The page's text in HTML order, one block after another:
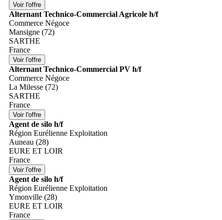
Alternant Technico-Commercial Agricole h/f
Commerce Négoce
Mansigne (72)
SARTHE
France
Alternant Technico-Commercial PV h/f
Commerce Négoce
La Milesse (72)
SARTHE
France
Agent de silo h/f
Région Eurélienne Exploitation
Auneau (28)
EURE ET LOIR
France
Agent de silo h/f
Région Eurélienne Exploitation
Ymonville (28)
EURE ET LOIR
France